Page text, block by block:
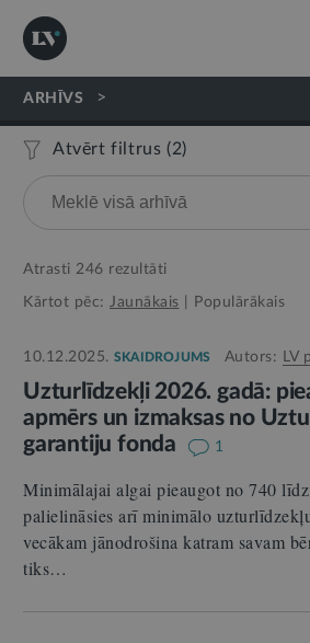
ARHĪVS >
Atvērt filtrus (2)
Atrasti 246 rezultāti
Kārtot pēc: Jaunākais Populārākais
10.12.2025. SKAIDROJUMS Autors: LV
Uzturlīdzekļi 2026. gadā:
apmērs un izmaksas no
garantiju fonda
1
Minimālajai algai pieaugot no 740
palielināsies arī minimālo
vecākam jānodrošina katram savam
tiks…